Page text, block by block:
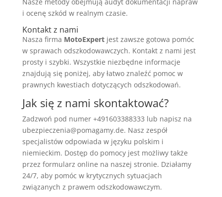
i ocenę szkód w realnym czasie.
Kontakt z nami
Nasza firma MotoExpertjest zawsze gotowa pomóc
w sprawach odszkodowawczych. Kontakt z nami jest
prosty i szybki. Wszystkie niezbędne informacje
znajdują się poniżej, aby łatwo znaleźć pomoc w
prawnych kwestiach dotyczących odszkodowań.
Jak się z nami skontaktować?
Zadzwoń pod numer +491603388333 lub napisz na
ubezpieczenia@pomagamy.de. Nasz zespół
specjalistów odpowiada w języku polskim i
niemieckim. Dostęp do pomocy jest możliwy także
przez formularz online na naszej stronie. Działamy
24/7, aby pomóc w krytycznych sytuacjach
związanych z prawem odszkodowawczym.